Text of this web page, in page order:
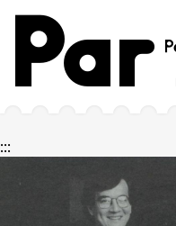
跳到主要内容区块
网站导览
:::